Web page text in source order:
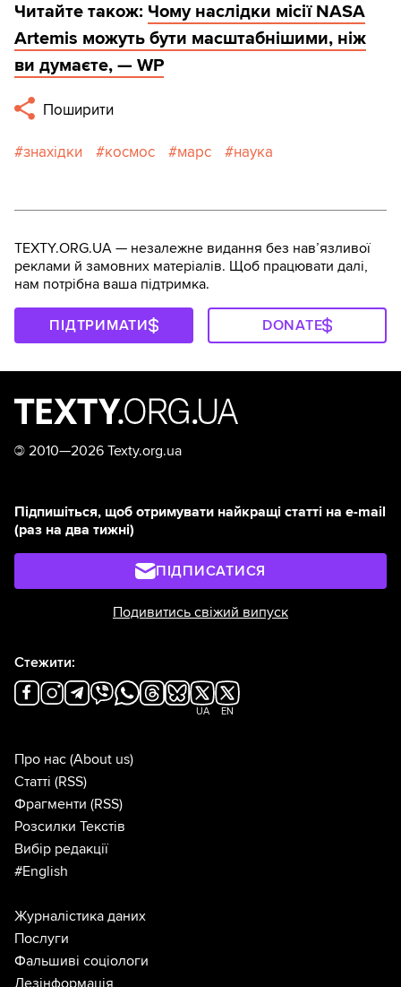
Читайте також: Чому наслідки місії NASA
Artemis можуть бути масштабнішими, ніж
ви думаєте, — WP
Поширити
знахідки космос марс наука
TEXTY.ORG.UA — незалежне видання без навʼязливої
реклами й замовних матеріалів. Щоб працювати далі,
нам потрібна ваша підтримка.
ПІДТРИМАТИ DONATE
© 2010—2026 Texty.org.ua
Підпишіться, щоб отримувати найкращі статті на e-mail
(раз на два тижні)
ПІДПИСАТИСЯ
Подивитись свіжий випуск
Стежити:
UA EN
Про нас (About us)
Статті (RSS)
Фрагменти (RSS)
Розсилки Текстів
Вибір редакції
#English
Журналістика даних
Послуги
Фальшиві соціологи